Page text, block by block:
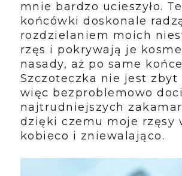
mnie bardzo ucieszyło.
końcówki doskonale
rozdzielaniem moich
rzęs i pokrywają je
nasady, aż po same
Szczoteczka nie jest zbyt
więc bezproblemowo
najtrudniejszych
dzięki czemu moje rzęsy
kobieco i zniewalająco.